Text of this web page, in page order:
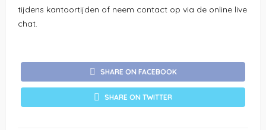
tijdens kantoortijden of neem contact op via de online live
chat.
SHARE ON FACEBOOK
SHARE ON TWITTER